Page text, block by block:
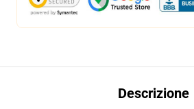
Descrizione